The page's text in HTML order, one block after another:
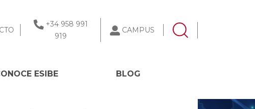
+34 958 991
919
CAMPUS
ESIBE BLOG